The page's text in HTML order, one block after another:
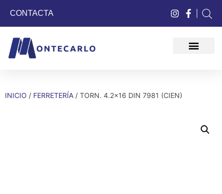
CONTACTA
INICIO / FERRETERÍA / TORN. 4.2×16 DIN 7981 (CIEN)